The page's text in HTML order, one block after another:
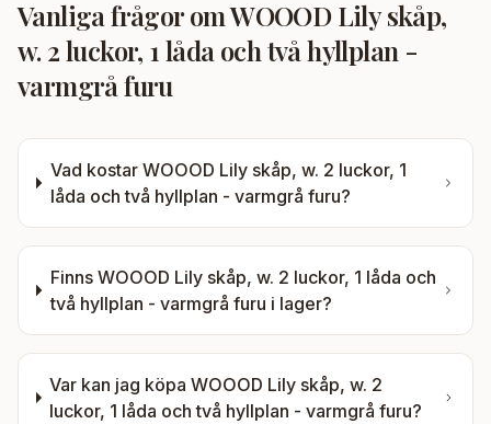
Vanliga frågor omWOOOD Lily skåp,
w. 2 luckor, 1 låda och två hyllplan -
varmgrå furu
Vad kostar WOOOD Lily skåp, w. 2 luckor, 1
låda och två hyllplan - varmgrå furu?
Finns WOOOD Lily skåp, w. 2 luckor, 1 låda och
två hyllplan - varmgrå furu i lager?
Var kan jag köpaWOOOD Lily skåp, w. 2
luckor, 1 låda och två hyllplan - varmgrå furu?